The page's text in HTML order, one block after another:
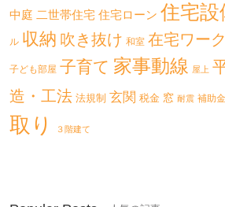
中庭 二世帯住宅 住宅ローン 住宅設
ル 収納 吹き抜け 和室 在宅ワーク
子ども部屋 子育て 家事動線 屋上
造・工法 法規制 玄関 税金 窓 耐震 補助金
取り
３階建て